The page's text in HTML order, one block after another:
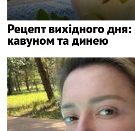
Рецепт вихідного дня:
кавуном та динею